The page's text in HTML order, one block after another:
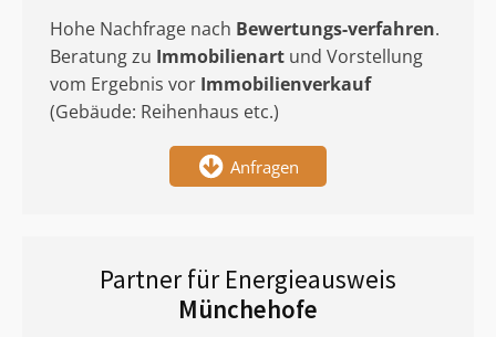
Hohe Nachfrage nach Bewertungs-verfahren.
Beratung zu Immobilienart und Vorstellung
vom Ergebnis vor Immobilienverkauf
(Gebäude: Reihenhaus etc.)
Anfragen
Partner für Energieausweis
Münchehofe